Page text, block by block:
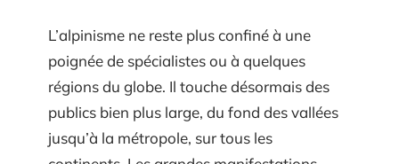
L’alpinisme ne reste plus confiné à une
poignée de spécialistes ou à quelques
régions du globe. Il touche désormais des
publics bien plus large, du fond des vallées
jusqu’à la métropole, sur tous les